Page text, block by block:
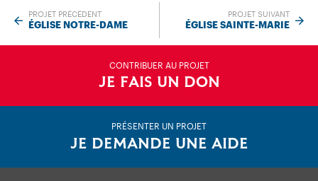
PROJET PRÉCÉDENT
ÉGLISE NOTRE-DAME
PROJET SUIVANT
ÉGLISE SAINTE-MARIE
CONTRIBUER AU PROJET
JE FAIS UN DON
PRÉSENTER UN PROJET
JE DEMANDE UNE AIDE